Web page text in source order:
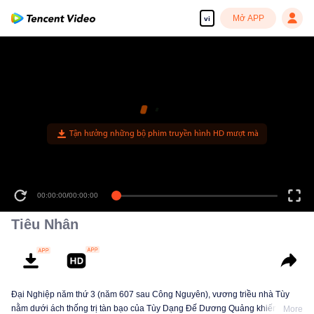
vi Mở APP
Tận hưởng những bộ phim truyền hình HD mượt mà
00:00:00/00:00:00
Tiêu Nhân
Đại Nghiệp năm thứ 3 (năm 607 sau Công Nguyên), vương triều nhà Tùy
nằm dưới ách thống trị tàn bạo của Tùy Dạng Đế Dương Quảng khiến dânMore